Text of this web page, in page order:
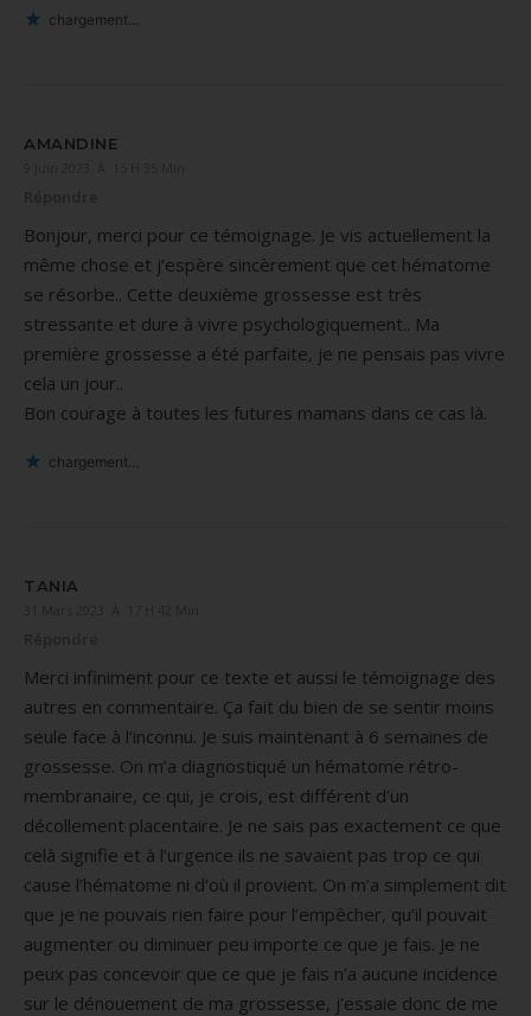
chargement…
AMANDINE
Bonjour, merci pour ce témoignage. Je vis actuellement la
même chose et j’espère sincèrement que cet hématome
se résorbe.. Cette deuxième grossesse est très
stressante et dure à vivre psychologiquement.. Ma
première grossesse a été parfaite, je ne pensais pas vivre
cela un jour..
Bon courage à toutes les futures mamans dans ce cas là.
chargement…
TANIA
Merci infiniment pour ce texte et aussi le témoignage des
autres en commentaire. Ça fait du bien de se sentir moins
seule face à l’inconnu. Je suis maintenant à 6 semaines de
grossesse. On m’a diagnostiqué un hématome rétro-
membranaire, ce qui, je crois, est différent d’un
décollement placentaire. Je ne sais pas exactement ce que
celà signifie et à l’urgence ils ne savaient pas trop ce qui
cause l’hématome ni d’où il provient. On m’a simplement dit
que je ne pouvais rien faire pour l’empêcher, qu’il pouvait
augmenter ou diminuer peu importe ce que je fais. Je ne
peux pas concevoir que ce que je fais n’a aucune incidence
sur le dénouement de ma grossesse, j’essaie donc de me